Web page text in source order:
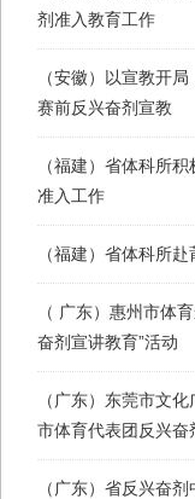
剂准入教育工作
（安徽）以宣教开
赛前反兴奋剂宣教
（福建）省体科所
准入工作
（福建）省体科所
（ 广东）惠州市体
奋剂宣讲教育”活动
（广东）东莞市文
市体育代表团反兴奋
（广东）省反兴奋